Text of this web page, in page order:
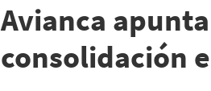
Avianca
consolidación